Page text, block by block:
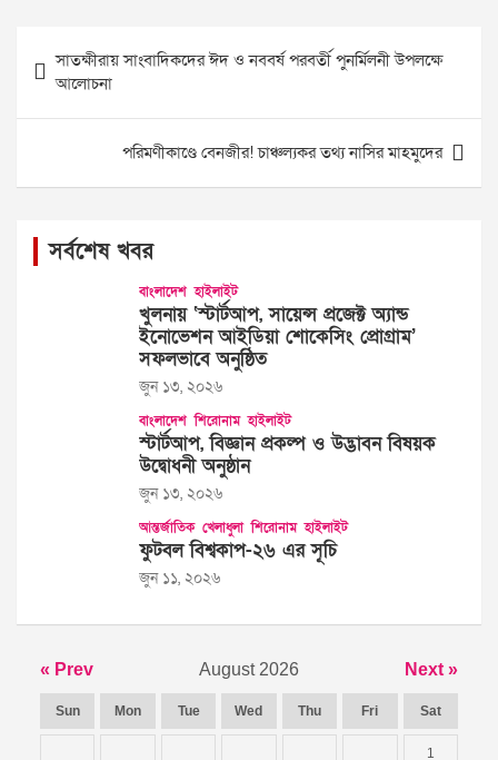
navigation
সাতক্ষীরায় সাংবাদিকদের ঈদ ও নববর্ষ পরবর্তী পুনর্মিলনী উপলক্ষে
আলোচনা
পরিমণীকাণ্ডে বেনজীর! চাঞ্চল্যকর তথ্য নাসির মাহমুদের
সর্বশেষ খবর
বাংলাদেশ হাইলাইট
খুলনায় ‘স্টার্টআপ, সায়েন্স প্রজেক্ট অ্যান্ড
ইনোভেশন আইডিয়া শোকেসিং প্রোগ্রাম’
সফলভাবে অনুষ্ঠিত
জুন ১৩, ২০২৬
বাংলাদেশ শিরোনাম হাইলাইট
স্টার্টআপ, বিজ্ঞান প্রকল্প ও উদ্ভাবন বিষয়ক
উদ্বোধনী অনুষ্ঠান
জুন ১৩, ২০২৬
আন্তর্জাতিক খেলাধুলা শিরোনাম হাইলাইট
ফুটবল বিশ্বকাপ-২৬ এর সূচি
জুন ১১, ২০২৬
« Prev August 2026 Next »
Sun Mon Tue Wed Thu Fri Sat
1